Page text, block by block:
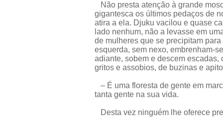
Não presta atenção à grande
gigantesca os últimos pedaços de
atira a ela. Djuku vacilou e quase
lado nenhum, não a levasse em
de mulheres que se precipitam
esquerda, sem nexo, embrenham-
adiante, sobem e descem
gritos e assobios, de buzinas e
– É uma floresta de gente em
tanta gente na sua vida.
Desta vez ninguém lhe oferece